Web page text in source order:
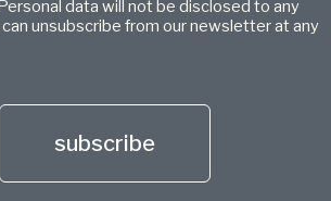
data will not be disclosed to any
unsubscribe from our newsletter at any
subscribe